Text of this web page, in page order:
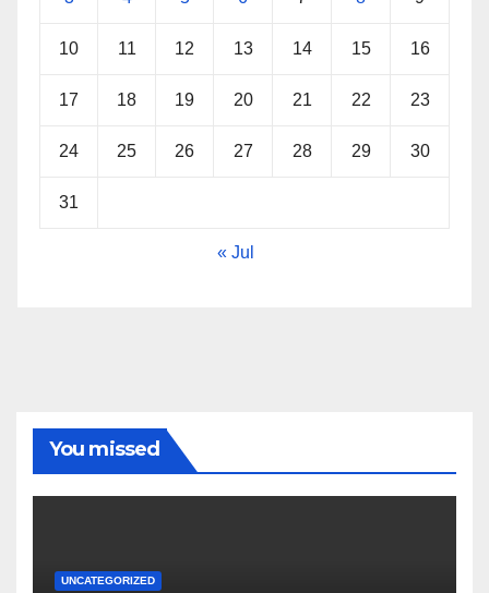
10 11 12 13 14 15 16
17 18 19 20 21 22 23
24 25 26 27 28 29 30
31
« Jul
You missed
UNCATEGORIZED